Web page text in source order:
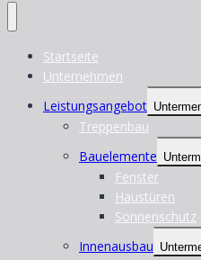
Startseite
Unternehmen
Leistungsangebot
Treppenbau
Bauelemente
Fenster
Haustüren
Sonnenschutz
Innenausbau